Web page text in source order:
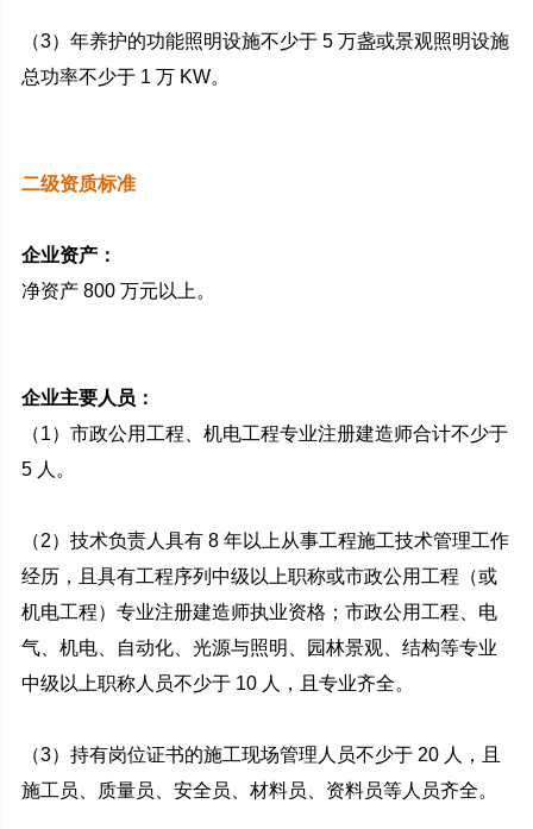
（3）年养护的功能照明设施不少于 5 万盏或景观照明设施
总功率不少于 1 万 KW。
二级资质标准
企业资产：
净资产 800 万元以上。
企业主要人员：
（1）市政公用工程、机电工程专业注册建造师合计不少于
5 人。
（2）技术负责人具有 8 年以上从事工程施工技术管理工作
经历，且具有工程序列中级以上职称或市政公用工程（或
机电工程）专业注册建造师执业资格；市政公用工程、电
气、机电、自动化、光源与照明、园林景观、结构等专业
中级以上职称人员不少于 10 人，且专业齐全。
（3）持有岗位证书的施工现场管理人员不少于 20 人，且
施工员、质量员、安全员、材料员、资料员等人员齐全。